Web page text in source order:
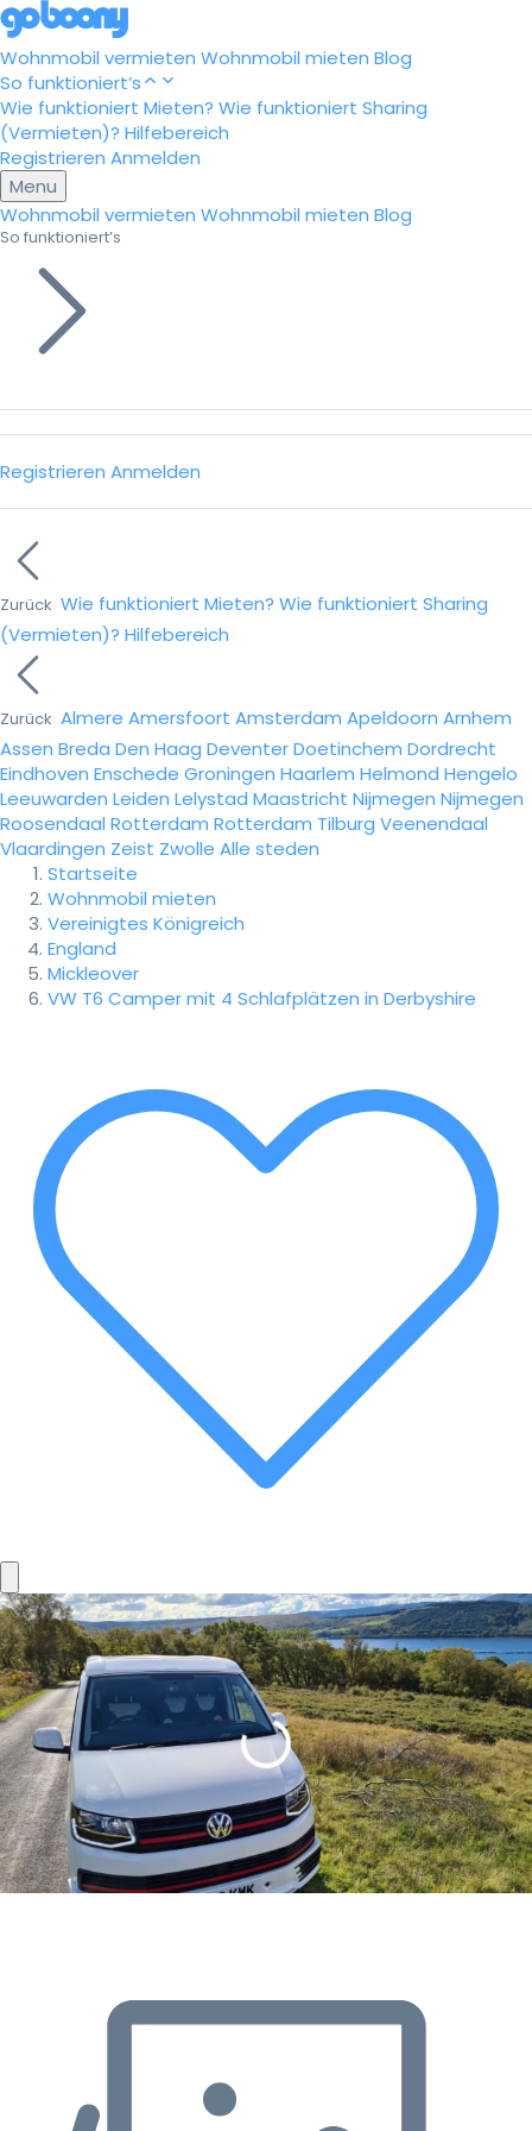
Wohnmobil vermieten Wohnmobil mieten Blog
So funktioniert’s
Wie funktioniert Mieten? Wie funktioniert Sharing
(Vermieten)? Hilfebereich
Registrieren Anmelden
Menu
Wohnmobil vermieten Wohnmobil mieten Blog
So funktioniert’s
Registrieren Anmelden
Zurück Wie funktioniert Mieten? Wie funktioniert Sharing
(Vermieten)? Hilfebereich
Zurück Almere Amersfoort Amsterdam Apeldoorn Arnhem
Assen Breda Den Haag DeventerDoetinchem Dordrecht
Eindhoven Enschede Groningen Haarlem Helmond Hengelo
Leeuwarden Leiden Lelystad Maastricht Nijmegen Nijmegen
Roosendaal Rotterdam Rotterdam Tilburg Veenendaal
Vlaardingen Zeist Zwolle Alle steden
Startseite
Wohnmobil mieten
Vereinigtes Königreich
England
Mickleover
VW T6 Camper mit 4 Schlafplätzen in Derbyshire